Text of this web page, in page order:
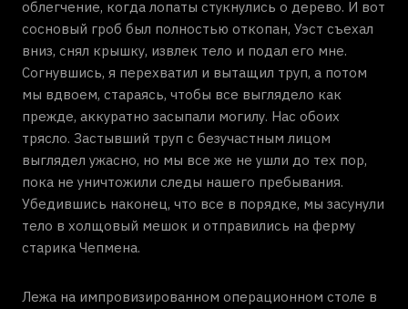
облегчение, когда лопаты стукнулись о дерево. И вот
сосновый гроб был полностью откопан, Уэст съехал
вниз, снял крышку, извлек тело и подал его мне.
Согнувшись, я перехватил и вытащил труп, а потом
мы вдвоем, стараясь, чтобы все выглядело как
прежде, аккуратно засыпали могилу. Нас обоих
трясло. Застывший труп с безучастным лицом
выглядел ужасно, но мы все же не ушли до тех пор,
пока не уничтожили следы нашего пребывания.
Убедившись наконец, что все в порядке, мы засунули
тело в холщовый мешок и отправились на ферму
старика Чепмена.
Лежа на импровизированном операционном столе в